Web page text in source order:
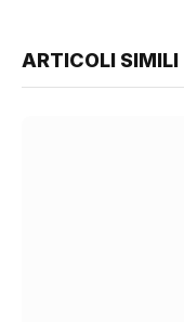
ARTICOLI SIMILI